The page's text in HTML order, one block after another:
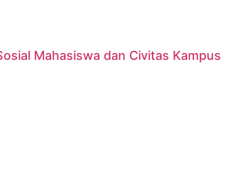
Mahasiswa dan Civitas Kampus